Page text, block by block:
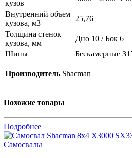
кузов
Внутренний объем
кузова, м3
25,76
Толщина стенок
кузова, мм
Дно 10 / Бок 6
Шины
Бескамерные
Производитель Shacman
Похожие товары
Подробнее
Самосвалы